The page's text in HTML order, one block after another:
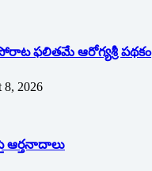
ఫలితమే ఆరోగ్యశ్రీ పథకం
8, 2026
ఆర్తనాదాలు